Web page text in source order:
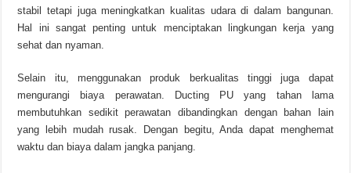
stabil tetapi juga meningkatkan kualitas udara di dalam bangunan.
Hal ini sangat penting untuk menciptakan lingkungan kerja yang
sehat dan nyaman.
Selain itu, menggunakan produk berkualitas tinggi juga dapat
mengurangi biaya perawatan. Ducting PU yang tahan lama
membutuhkan sedikit perawatan dibandingkan dengan bahan lain
yang lebih mudah rusak. Dengan begitu, Anda dapat menghemat
waktu dan biaya dalam jangka panjang.